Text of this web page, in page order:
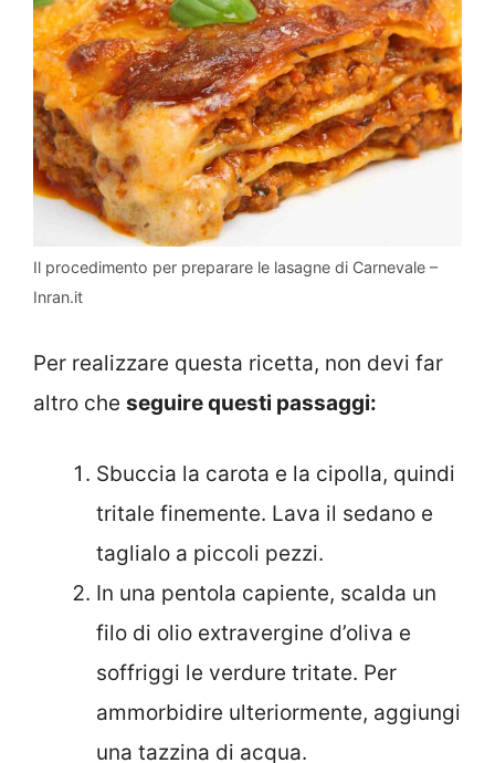
Il procedimento per preparare le lasagne di Carnevale –
Inran.it
Per realizzare questa ricetta, non devi far
altro che seguire questi passaggi:
Sbuccia la carota e la cipolla, quindi
tritale finemente. Lava il sedano e
taglialo a piccoli pezzi.
In una pentola capiente, scalda un
filo di olio extravergine d’oliva e
soffriggi le verdure tritate. Per
ammorbidire ulteriormente, aggiungi
una tazzina di acqua.